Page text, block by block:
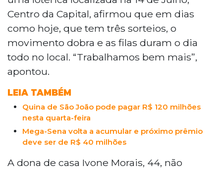
Centro da Capital, afirmou que em dias
como hoje, que tem três sorteios, o
movimento dobra e as filas duram o dia
todo no local. “Trabalhamos bem mais”,
apontou.
LEIA TAMBÉM
Quina de São João pode pagar R$ 120 milhões
nesta quarta-feira
Mega-Sena volta a acumular e próximo prêmio
deve ser de R$ 40 milhões
A dona de casa Ivone Morais, 44, não